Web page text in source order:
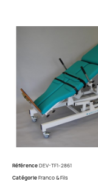
RéférenceDEV-TF1-2861
CatégorieFranco & Fils